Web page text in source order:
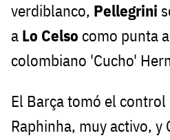
verdiblanco, Pellegrini
a Lo Celso como punta
colombiano 'Cucho'
El Barça tomó el
Raphinha, muy activo, y